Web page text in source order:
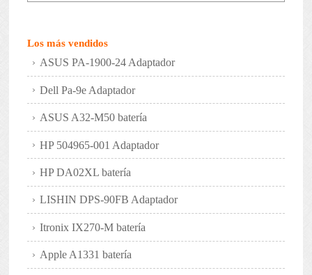
Los más vendidos
ASUS PA-1900-24 Adaptador
Dell Pa-9e Adaptador
ASUS A32-M50 batería
HP 504965-001 Adaptador
HP DA02XL batería
LISHIN DPS-90FB Adaptador
Itronix IX270-M batería
Apple A1331 batería